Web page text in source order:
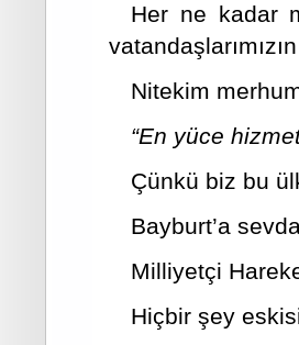
Her ne kadar
Nitekim
“En yüce
Çünkü biz bu
Bayburt’a
Milliyetçi
Hiçbir şey